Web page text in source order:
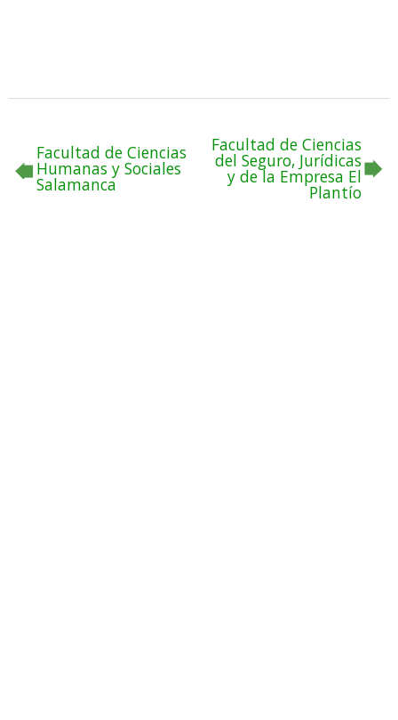
Facultad de Ciencias
Humanas y Sociales
Salamanca
Facultad de Ciencias
del Seguro, Jurídicas
y de la Empresa El
Plantío